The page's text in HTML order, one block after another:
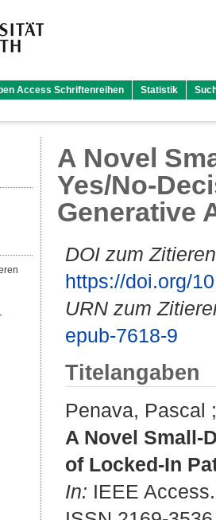
Access Schriftenreihen Statistik
A Novel
Yes/No-
Generative
DOI zum
https://doi.org/
URN zum
epub-7618-9
Titelangaben
Penava, Pascal
A Novel Small-
of Locked-In
In: IEEE